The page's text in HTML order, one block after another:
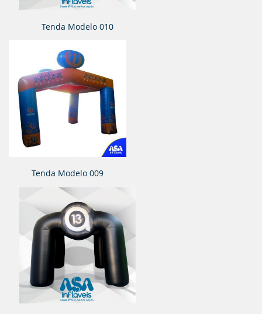
Tenda Modelo 010
Tenda Modelo 009